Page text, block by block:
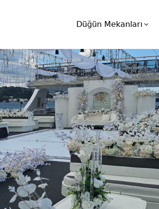
Düğün Mekanları